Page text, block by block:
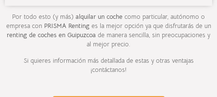
Por todo esto (y más) alquilar un coche como particular, autónomo o
empresa con PRISMA Renting es la mejor opción ya que disfrutarás de un
renting de coches en Guipuzcoa de manera sencilla, sin preocupaciones y
al mejor precio.
Si quieres información más detallada de estas y otras ventajas
¡contáctanos!